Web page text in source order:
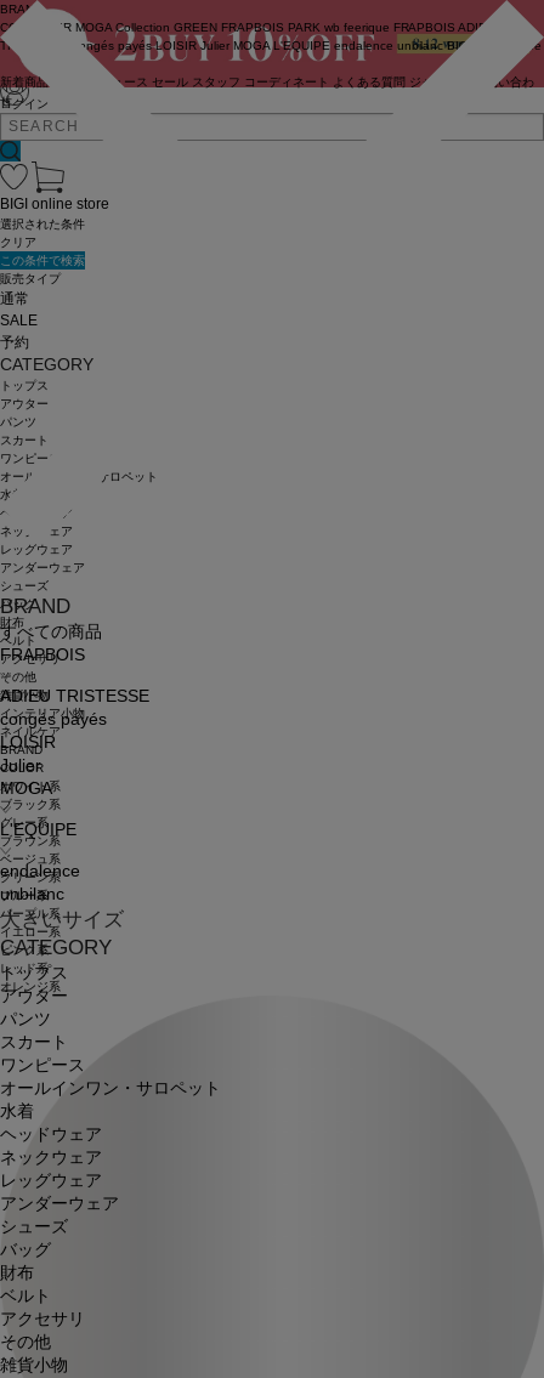
ログイン
BRAND
COUTURIER MOGA Collection GREEN FRAPBOIS PARK wb feerique FRAPBOIS ADIEU
TRISTESSE
congés payés LOISIR Julier MOGA L'EQUIPE endalence unbilanc BIGI online store
新着商品 ニュース セール スタッフ コーディネート よくある質問 ジャーナル
お問い合わ
せ
BRAND
すべての商品
FRAPBOIS
ADIEU TRISTESSE
congés payés
LOISIR
Julier
MOGA
L'EQUIPE
endalence
unbilanc
大きいサイズ
CATEGORY
トップス
アウター
パンツ
スカート
ワンピース
オールインワン・サロペット
水着
ヘッドウェア
ネックウェア
レッグウェア
アンダーウェア
シューズ
バッグ
財布
ベルト
アクセサリ
その他
雑貨小物
BIGI online store
選択された条件
クリア
この条件で検索
販売タイプ
通常
SALE
予約
CATEGORY
トップス
アウター
パンツ
スカート
ワンピース
オールインワン・サロペット
水着
ヘッドウェア
ネックウェア
レッグウェア
アンダーウェア
シューズ
バッグ
財布
ベルト
アクセサリ
その他
雑貨小物
インテリア小物
ネイルケア
BRAND
COLOR
ホワイト系
ブラック系
グレー系
ブラウン系
ベージュ系
グリーン系
ブルー系
パープル系
イエロー系
ピンク系
レッド系
オレンジ系